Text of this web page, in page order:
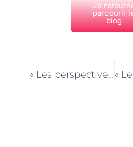
Je
parcourir
blog
« Les perspectives d’emploi dans le métier d’agence d’aide à domicile à Paris »